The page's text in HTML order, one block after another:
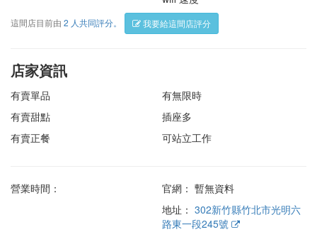
這間店目前由 2 人共同評分。 我要給這間店評分
店家資訊
有賣單品
有賣甜點
有賣正餐
有無限時
插座多
可站立工作
營業時間：
官網： 暫無資料
地址： 302新竹縣竹北市光明六
路東一段245號